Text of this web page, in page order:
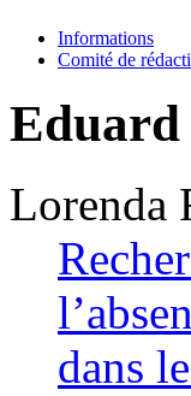
Informations
Comité de
Eduard
Lorenda
dans